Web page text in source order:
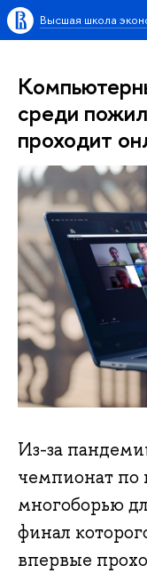
Высшая школа
среди
проходит
Из-за
чемпионат
многоборью
финал
впервые